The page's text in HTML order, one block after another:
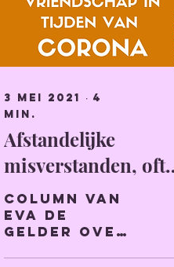
3 mei 2021 ∙ 4
min.
Afstandelijke
misverstanden,
vriendschap in
tijden van corona
Column van
Eva De
Gelder over